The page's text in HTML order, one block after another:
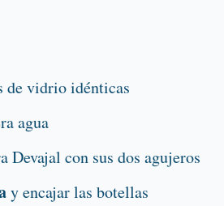
de vidrio idénticas
agua
Devajal con sus dos agujeros
y encajar las botellas